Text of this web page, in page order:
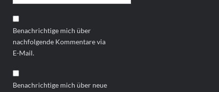
Benachrichtige mich über
nachfolgende Kommentare via
E-Mail.
Benachrichtige mich über neue